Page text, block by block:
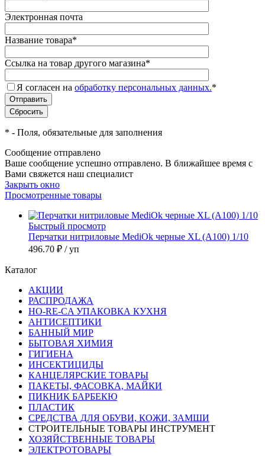
Электронная почта
Название товара*
Ссылка на товар другого магазина*
Я согласен на обработку персональных данных.*
* - Поля, обязательные для заполнения
Сообщение отправлено
Ваше сообщение успешно отправлено. В ближайшее время с
Вами свяжется наш специалист
Закрыть окно
Просмотренные товары
Быстрый просмотр
Перчатки нитриловые MediOk черные XL (А100) 1/10
496.70 ₽ / уп
Каталог
АКЦИИ
РАСПРОДАЖА
HO-RE-CA УПАКОВКА КУХНЯ
АНТИСЕПТИКИ
БАННЫЙ МИР
БЫТОВАЯ ХИМИЯ
ГИГИЕНА
ИНСЕКТИЦИДЫ
КАНЦЕЛЯРСКИЕ ТОВАРЫ
ПАКЕТЫ, ФАСОВКА, МАЙКИ
ПИКНИК БАРБЕКЮ
ПЛАСТИК
СРЕДСТВА ДЛЯ ОБУВИ, КОЖИ, ЗАМШИ
СТРОИТЕЛЬНЫЕ ТОВАРЫ ИНСТРУМЕНТ
ХОЗЯЙСТВЕННЫЕ ТОВАРЫ
ЭЛЕКТРОТОВАРЫ